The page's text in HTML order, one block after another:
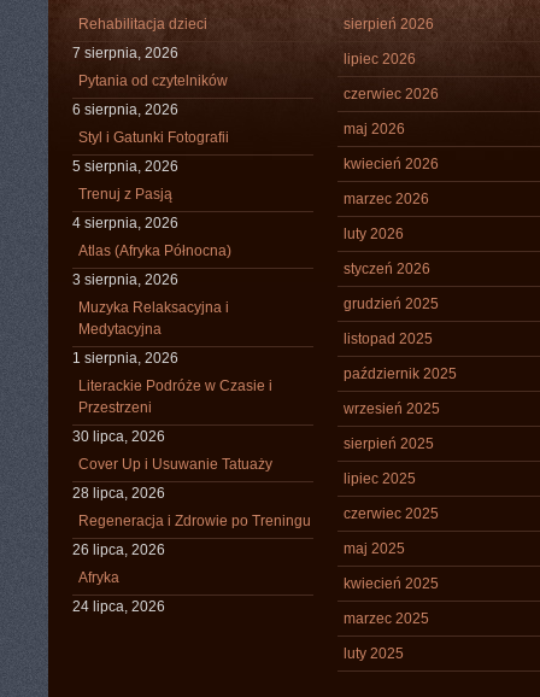
Rehabilitacja dzieci
7 sierpnia, 2026
Pytania od czytelników
6 sierpnia, 2026
Styl i Gatunki Fotografii
5 sierpnia, 2026
Trenuj z Pasją
4 sierpnia, 2026
Atlas (Afryka Północna)
3 sierpnia, 2026
Muzyka Relaksacyjna i
Medytacyjna
1 sierpnia, 2026
Literackie Podróże w Czasie i
Przestrzeni
30 lipca, 2026
Cover Up i Usuwanie Tatuaży
28 lipca, 2026
Regeneracja i Zdrowie po Treningu
26 lipca, 2026
Afryka
24 lipca, 2026
sierpień 2026
lipiec 2026
czerwiec 2026
maj 2026
kwiecień 2026
marzec 2026
luty 2026
styczeń 2026
grudzień 2025
listopad 2025
październik 2025
wrzesień 2025
sierpień 2025
lipiec 2025
czerwiec 2025
maj 2025
kwiecień 2025
marzec 2025
luty 2025